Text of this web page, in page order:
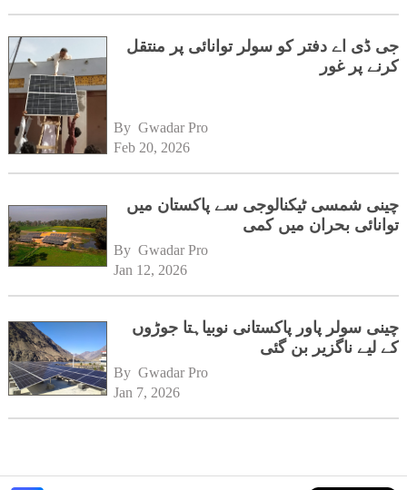
جی ڈی اے دفتر کو سولر توانائی پر منتقل
کرنے پر غور
By Gwadar Pro
Feb 20, 2026
چینی شمسی ٹیکنالوجی سے پاکستان میں
توانائی بحران میں کمی
By Gwadar Pro
Jan 12, 2026
چینی سولر پاور پاکستانی نوبیاہتا جوڑوں
کے لیے ناگزیر بن گئی
By Gwadar Pro
Jan 7, 2026